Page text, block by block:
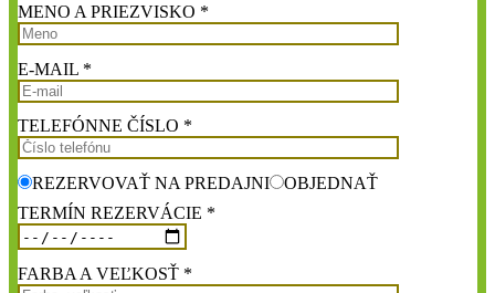
MENO A PRIEZVISKO *
E-MAIL *
TELEFÓNNE ČÍSLO *
REZERVOVAŤ NA PREDAJNI
OBJEDNAŤ
TERMÍN REZERVÁCIE *
FARBA A VEĽKOSŤ *